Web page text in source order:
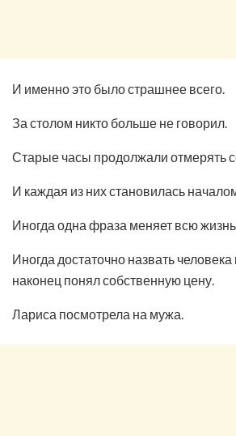
И именно это было страшнее всего.
За столом никто больше не говорил.
Старые часы продолжали отмерять
И каждая из них становилась
Иногда одна фраза меняет всю жизнь.
Иногда достаточно назвать
наконец понял собственную цену.
Лариса посмотрела на мужа.